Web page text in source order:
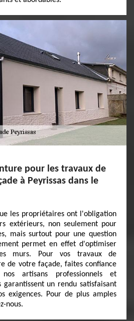
pour les travaux de
à Peyrissas dans le
les propriétaires ont l'obligation
extérieurs, non seulement pour
mais surtout pour une question
permet en effet d'optimiser
murs. Pour vos travaux de
de votre façade, faites confiance
artisans professionnels et
garantissent un rendu satisfaisant
exigences. Pour de plus amples
nous.